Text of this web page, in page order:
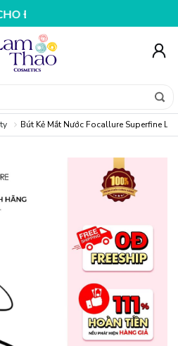
99K
Bút Kẻ Mắt Nước Focallure Superfine